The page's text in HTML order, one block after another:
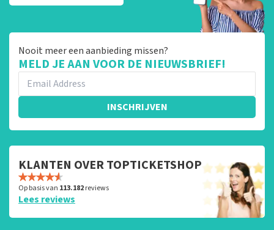
Nooit meer een aanbieding missen?
MELD JE AAN VOOR DE NIEUWSBRIEF!
INSCHRIJVEN
KLANTEN OVER TOPTICKETSHOP
Op basis van 113.182reviews
Lees reviews